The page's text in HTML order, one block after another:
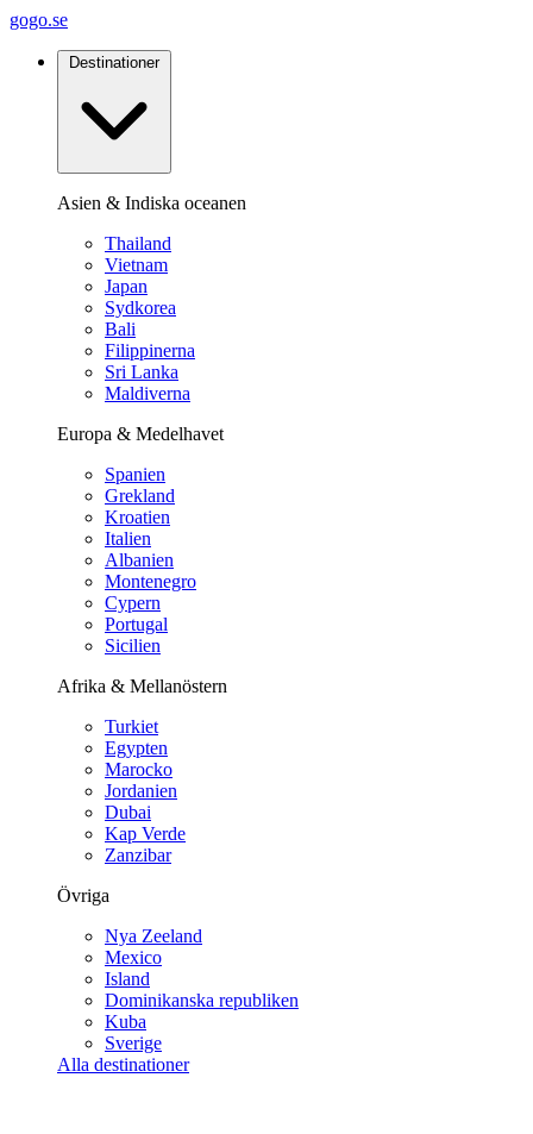
gogo.se
Destinationer
Asien & Indiska oceanen
Thailand
Vietnam
Japan
Sydkorea
Bali
Filippinerna
Sri Lanka
Maldiverna
Europa & Medelhavet
Spanien
Grekland
Kroatien
Italien
Albanien
Montenegro
Cypern
Portugal
Sicilien
Afrika & Mellanöstern
Turkiet
Egypten
Marocko
Jordanien
Dubai
Kap Verde
Zanzibar
Övriga
Nya Zeeland
Mexico
Island
Dominikanska republiken
Kuba
Sverige
Alla destinationer